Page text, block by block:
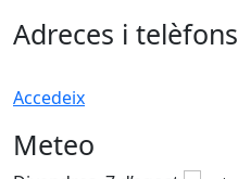
Adreces i telèfons
Accedeix
Meteo